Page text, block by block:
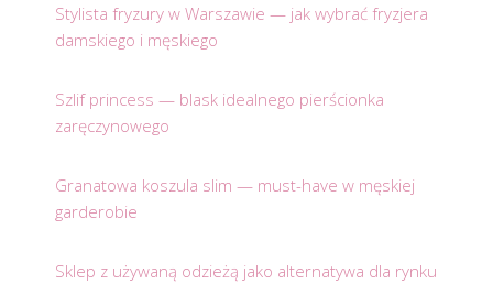
Stylista fryzury w Warszawie — jak wybrać fryzjera
damskiego i męskiego
Szlif princess — blask idealnego pierścionka
zaręczynowego
Granatowa koszula slim — must-have w męskiej
garderobie
Sklep z używaną odzieżą jako alternatywa dla rynku